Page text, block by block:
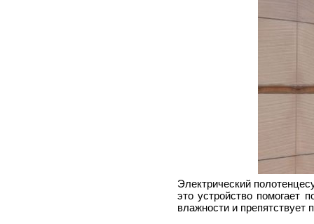
Электрический
это устройство помогает
влажности и препятствует